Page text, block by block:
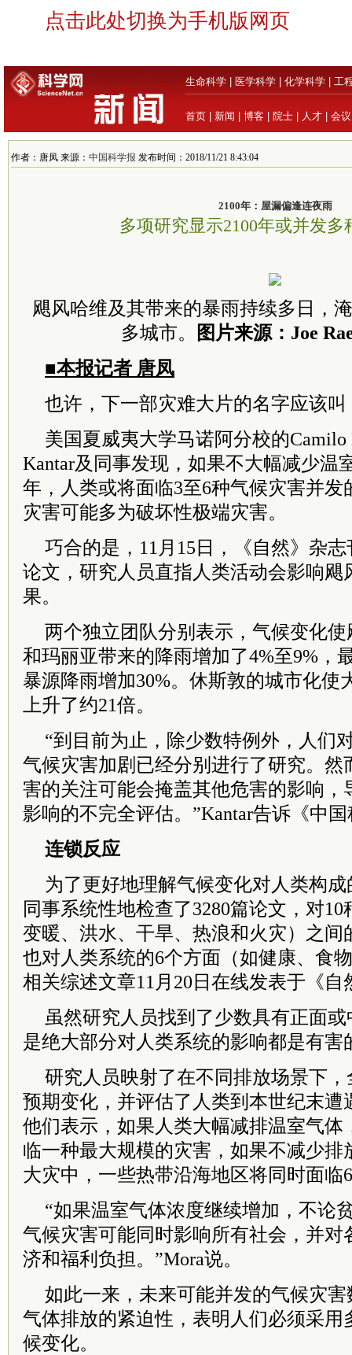
点击此处切换为手机版网页
生命科学 医学科学 化学科学 工
首页 新闻 博客 院士 人才 会议
作者：唐凤 来源： 中国科学报 发布时间：2018/11/21 8:43:04
2100年：屋漏偏逢连夜雨
多项研究显示2100年或并发多
飓风哈维及其带来的暴雨持续多日，
多城市。
图片来源：Joe
■本报记者 唐凤
也许，下一部灾难大片的名字应该叫
美国夏威夷大学马诺阿分校的Camilo
Kantar及同事发现，如果不大幅减少温
年，人类或将面临3至6种气候灾害并发
灾害可能多为破坏性极端灾害。
巧合的是，11月15日，《自然》杂
论文，研究人员直指人类活动会影响飓
果。
两个独立团队分别表示，气候变化
和玛丽亚带来的降雨增加了4%至9%，
暴源降雨增加30%。休斯敦的城市化使
上升了约21倍。
“到目前为止，除少数特例外，人们
气候灾害加剧已经分别进行了研究。然
害的关注可能会掩盖其他危害的影响，
影响的不完全评估。”Kantar告诉《中
连锁反应
为了更好地理解气候变化对人类构
同事系统性地检查了3280篇论文，对
变暖、洪水、干旱、热浪和火灾）之间
也对人类系统的6个方面（如健康、食
相关综述文章11月20日在线发表于《
虽然研究人员找到了少数具有正面
是绝大部分对人类系统的影响都是有害
研究人员映射了在不同排放场景下
预期变化，并评估了人类到本世纪末遭
他们表示，如果人类大幅减排温室气体
临一种最大规模的灾害，如果不减少排
大灾中，一些热带沿海地区将同时面临
“如果温室气体浓度继续增加，不论
气候灾害可能同时影响所有社会，并对
济和福利负担。”Mora说。
如此一来，未来可能并发的气候灾
气体排放的紧迫性，表明人们必须采用
候变化。